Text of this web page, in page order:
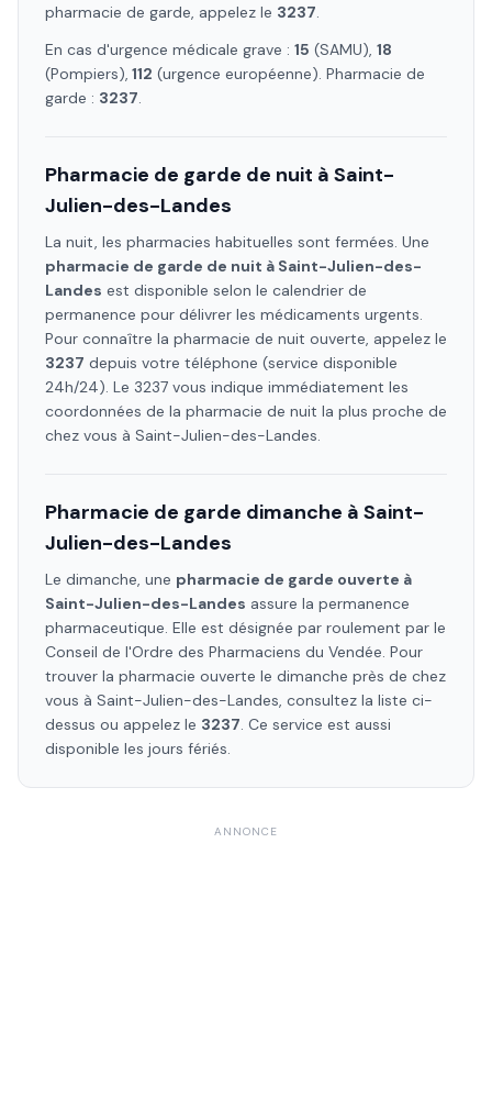
pharmacie de garde, appelez le 3237.
En cas d'urgence médicale grave : 15 (SAMU), 18
(Pompiers), 112 (urgence européenne). Pharmacie de
garde : 3237.
Pharmacie de garde de nuit à Saint-
Julien-des-Landes
La nuit, les pharmacies habituelles sont fermées. Une
pharmacie de garde de nuit à Saint-Julien-des-
Landes est disponible selon le calendrier de
permanence pour délivrer les médicaments urgents.
Pour connaître la pharmacie de nuit ouverte, appelez le
3237 depuis votre téléphone (service disponible
24h/24). Le 3237 vous indique immédiatement les
coordonnées de la pharmacie de nuit la plus proche de
chez vous à Saint-Julien-des-Landes.
Pharmacie de garde dimanche à Saint-
Julien-des-Landes
Le dimanche, une pharmacie de garde ouverte à
Saint-Julien-des-Landes assure la permanence
pharmaceutique. Elle est désignée par roulement par le
Conseil de l'Ordre des Pharmaciens du Vendée. Pour
trouver la pharmacie ouverte le dimanche près de chez
vous à Saint-Julien-des-Landes, consultez la liste ci-
dessus ou appelez le 3237. Ce service est aussi
disponible les jours fériés.
ANNONCE